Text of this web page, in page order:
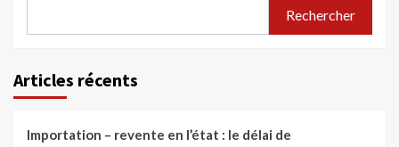
Rechercher
Articles récents
Importation – revente en l’état : le délai de